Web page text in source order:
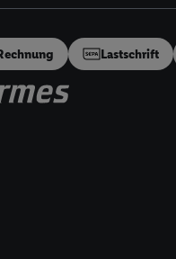
Lastschrift
„Anpassen“/„Nutzung der
von Utiq.
Durch einen Klick auf
unter Einbindung sämtlicher
zulassen; das gilt auch für die
Bereitstellung und